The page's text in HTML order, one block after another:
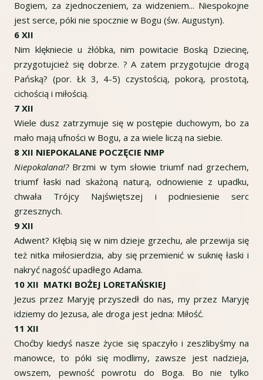
Bogiem, za zjednoczeniem, za widzeniem... Niespokojne
jest serce, póki nie spocznie w Bogu (św. Augustyn).
6 XII
Nim klękniecie u żłóbka, nim powitacie Boską Dziecinę,
przygotujcież się dobrze. ? A zatem przygotujcie drogą
Pańską? (por. Łk 3, 4-5) czystością, pokorą, prostotą,
cichością i miłością.
7 XII
Wiele dusz zatrzymuje się w postępie duchowym, bo za
mało mają ufności w Bogu, a za wiele liczą na siebie.
8 XII NIEPOKALANE POCZĘCIE NMP
Niepokalana!?Brzmi w tym słowie triumf nad grzechem,
triumf łaski nad skażoną naturą, odnowienie z upadku,
chwała Trójcy Najświętszej i podniesienie serc
grzesznych.
9 XII
Adwent? Kłębią się w nim dzieje grzechu, ale przewija się
też nitka miłosierdzia, aby się przemienić w suknię łaski i
nakryć nagość upadłego Adama.
10 XII MATKI BOŻEJ LORETAŃSKIEJ
Jezus przez Maryję przyszedł do nas, my przez Maryję
idziemy do Jezusa, ale droga jest jedna: Miłość.
11 XII
Choćby kiedyś nasze życie się spaczyło i zeszlibyśmy na
manowce, to póki się modlimy, zawsze jest nadzieja,
owszem, pewność powrotu do Boga. Bo nie tylko